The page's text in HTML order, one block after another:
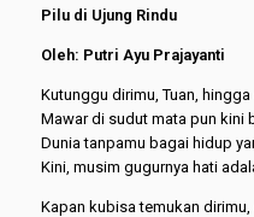
Pilu di Ujung Rindu
Oleh: Putri Ayu Prajayanti
Kutunggu dirimu, Tuan,
Mawar di sudut mata pun kini
Dunia tanpamu bagai hidup
Kini, musim gugurnya hati
Kapan kubisa temukan